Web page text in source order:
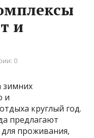
и
0
зимних
и
круглый год.
предлагают
проживания,